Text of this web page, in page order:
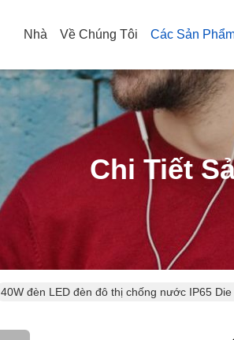
Nhà Về Chúng Tôi Các Sản
Chi Tiết
40W đèn LED đèn đô thị chống nước IP65